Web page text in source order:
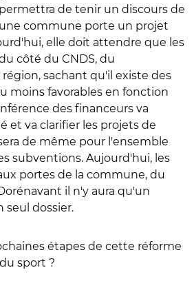
de tenir un discours de
commune porte un projet
elle doit attendre que les
côté du CNDS, du
sachant qu'il existe des
moins favorables en fonction
des financeurs va
et va clarifier les projets de
de même pour l'ensemble
subventions. Aujourd'hui, les
portes de la commune, du
il n'y aura qu'un
seul dossier.
étapes de cette réforme
sport ?